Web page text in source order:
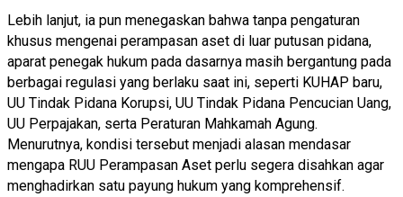
Lebih lanjut, ia pun menegaskan bahwa tanpa pengaturan
khusus mengenai perampasan aset di luar putusan pidana,
aparat penegak hukum pada dasarnya masih bergantung pada
berbagai regulasi yang berlaku saat ini, seperti KUHAP baru,
UU Tindak Pidana Korupsi, UU Tindak Pidana Pencucian Uang,
UU Perpajakan, serta Peraturan Mahkamah Agung.
Menurutnya, kondisi tersebut menjadi alasan mendasar
mengapa RUU Perampasan Aset perlu segera disahkan agar
menghadirkan satu payung hukum yang komprehensif.